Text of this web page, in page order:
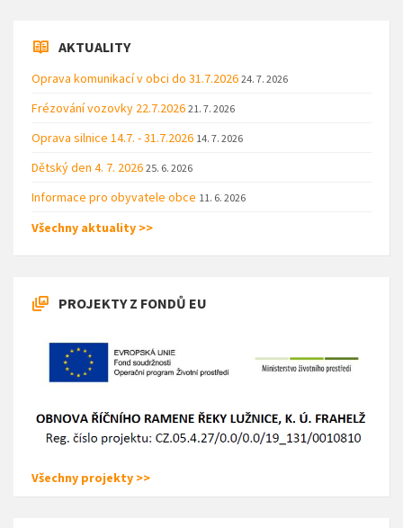
AKTUALITY
Oprava komunikací v obci do 31.7.2026 24. 7. 2026
Frézování vozovky 22.7.2026 21. 7. 2026
Oprava silnice 14.7. - 31.7.2026 14. 7. 2026
Dětský den 4. 7. 2026 25. 6. 2026
Informace pro obyvatele obce 11. 6. 2026
Všechny aktuality >>
PROJEKTY Z FONDŮ EU
Všechny projekty >>